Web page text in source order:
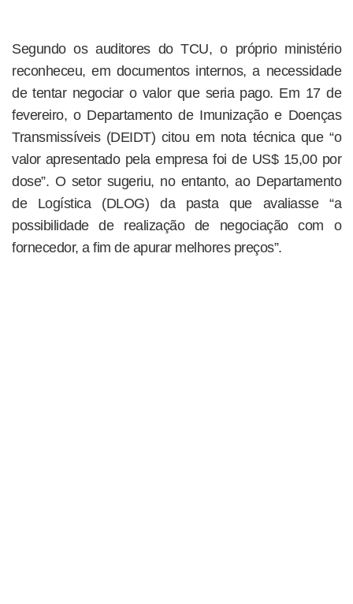
Segundo os auditores do TCU, o próprio ministério
reconheceu, em documentos internos, a necessidade
de tentar negociar o valor que seria pago. Em 17 de
fevereiro, o Departamento de Imunização e Doenças
Transmissíveis (DEIDT) citou em nota técnica que “o
valor apresentado pela empresa foi de US$ 15,00 por
dose”. O setor sugeriu, no entanto, ao Departamento
de Logística (DLOG) da pasta que avaliasse “a
possibilidade de realização de negociação com o
fornecedor, a fim de apurar melhores preços”.